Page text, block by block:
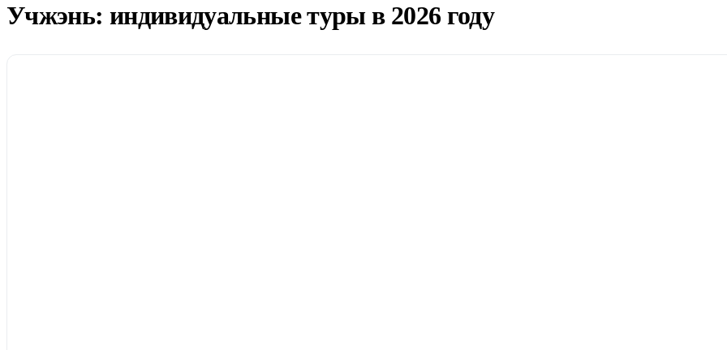
Учжэнь: индивидуальные туры в 2026 году